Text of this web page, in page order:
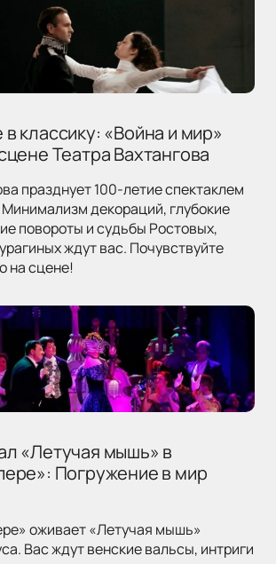
классику: «Война и мир»
Театра Вахтангова
празднует 100-летие спектаклем
декораций, глубокие
повороты и судьбы Ростовых,
ждут вас. Почувствуйте
на сцене!
«Летучая мышь» в
Погружение в мир
оживает «Летучая мышь»
Вас ждут венские вальсы, интриги